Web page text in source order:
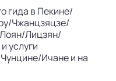
гида в Пекине/
Чжанцзяцзе/
Лицзян/
услуги
Ичане и на